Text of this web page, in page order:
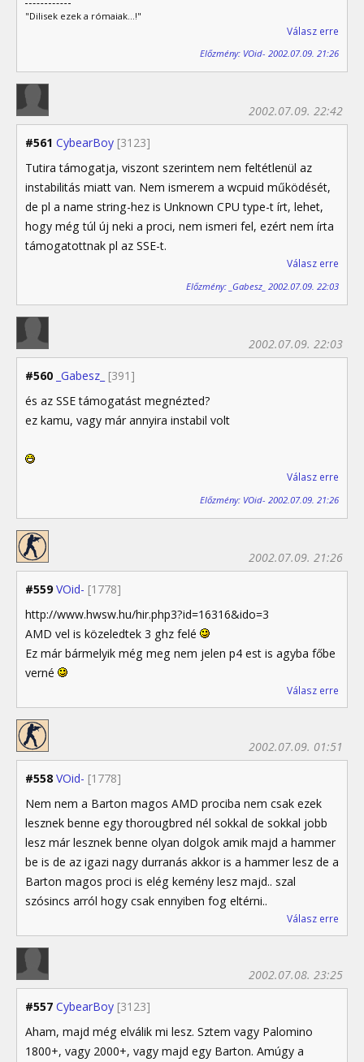
"Dilisek ezek a rómaiak...!"
Válasz erre
Előzmény: VOid- 2002.07.09. 21:26
#561 CybearBoy [3123]
2002.07.09. 22:42
Tutira támogatja, viszont szerintem nem feltétlenül az
instabilitás miatt van. Nem ismerem a wcpuid működését,
de pl a name string-hez is Unknown CPU type-t írt, lehet,
hogy még túl új neki a proci, nem ismeri fel, ezért nem írta
támogatottnak pl az SSE-t.
Válasz erre
Előzmény: _Gabesz_ 2002.07.09. 22:03
#560 _Gabesz_ [391]
2002.07.09. 22:03
és az SSE támogatást megnézted?
ez kamu, vagy már annyira instabil volt
Válasz erre
Előzmény: VOid- 2002.07.09. 21:26
#559 VOid- [1778]
2002.07.09. 21:26
http://www.hwsw.hu/hir.php3?id=16316&ido=3
AMD vel is közeledtek 3 ghz felé
Ez már bármelyik még meg nem jelen p4 est is agyba főbe
verné
Válasz erre
#558 VOid- [1778]
2002.07.09. 01:51
Nem nem a Barton magos AMD prociba nem csak ezek
lesznek benne egy thorougbred nél sokkal de sokkal jobb
lesz már lesznek benne olyan dolgok amik majd a hammer
be is de az igazi nagy durranás akkor is a hammer lesz de a
Barton magos proci is elég kemény lesz majd.. szal
szósincs arról hogy csak ennyiben fog eltérni..
Válasz erre
#557 CybearBoy [3123]
2002.07.08. 23:25
Aham, majd még elválik mi lesz. Sztem vagy Palomino
1800+, vagy 2000+, vagy majd egy Barton. Amúgy a